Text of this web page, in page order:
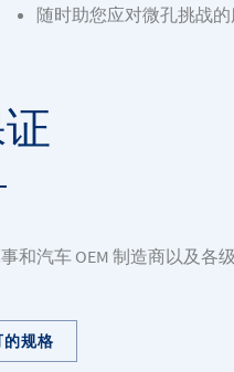
随时助您应对微孔挑战的
汽车 OEM 制造商以及各
规格